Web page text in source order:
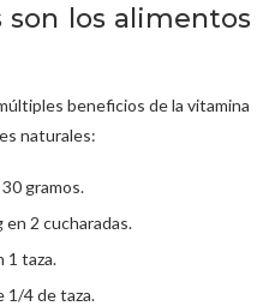
son los alimentos
beneficios de la vitamina
naturales:
gramos.
en 2 cucharadas.
1 taza.
1/4 de taza.